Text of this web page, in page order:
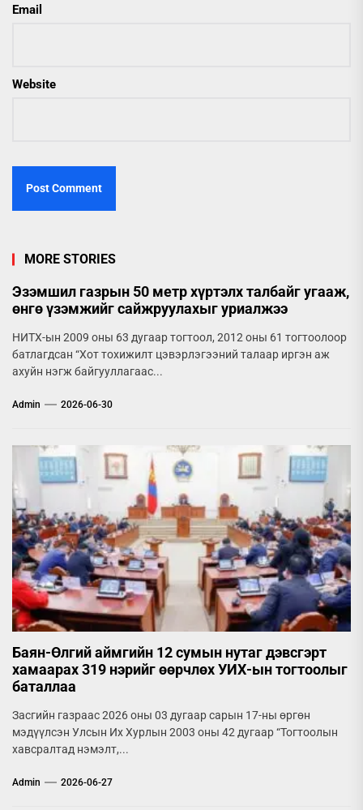
Email
Website
MORE STORIES
Эзэмшил газрын 50 метр хүртэлх талбайг угааж,
өнгө үзэмжийг сайжруулахыг уриалжээ
НИТХ-ын 2009 оны 63 дугаар тогтоол, 2012 оны 61 тогтоолоор
батлагдсан “Хот тохижилт цэвэрлэгээний талаар иргэн аж
ахуйн нэгж байгууллагаас...
Admin 2026-06-30
Баян-Өлгий аймгийн 12 сумын нутаг дэвсгэрт
хамаарах 319 нэрийг өөрчлөх УИХ-ын тогтоолыг
баталлаа
Засгийн газраас 2026 оны 03 дугаар сарын 17-ны өргөн
мэдүүлсэн Улсын Их Хурлын 2003 оны 42 дугаар “Тогтоолын
хавсралтад нэмэлт,...
Admin 2026-06-27